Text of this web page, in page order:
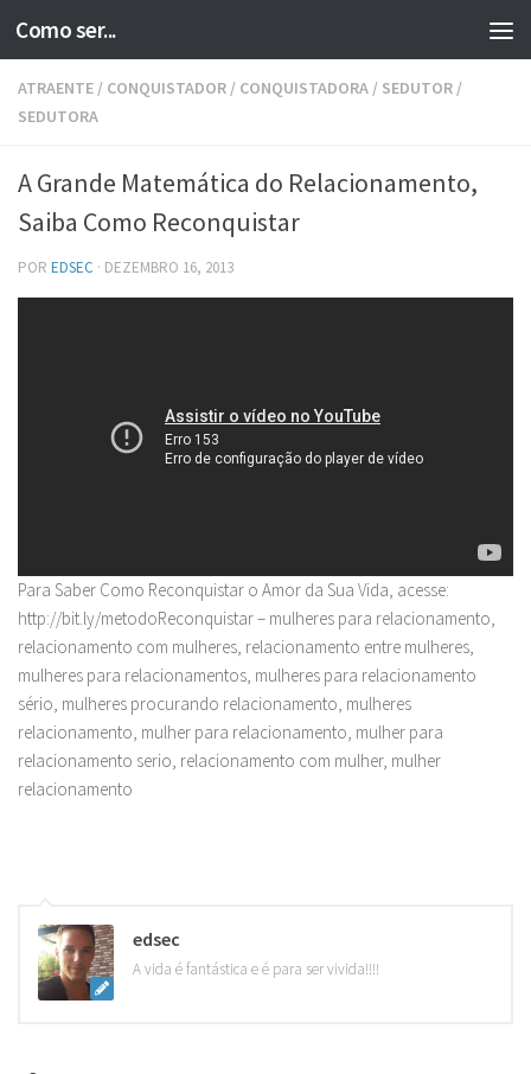
Skip to content
Como ser...
ATRAENTE / CONQUISTADOR / CONQUISTADORA / SEDUTOR /
SEDUTORA
A Grande Matemática do Relacionamento,
Saiba Como Reconquistar
POR EDSEC · DEZEMBRO 16, 2013
Para Saber Como Reconquistar o Amor da Sua Vida, acesse:
http://bit.ly/metodoReconquistar – mulheres para relacionamento,
relacionamento com mulheres, relacionamento entre mulheres,
mulheres para relacionamentos, mulheres para relacionamento
sério, mulheres procurando relacionamento, mulheres
relacionamento, mulher para relacionamento, mulher para
relacionamento serio, relacionamento com mulher, mulher
relacionamento
edsec
A vida é fantástica e é para ser vivida!!!!